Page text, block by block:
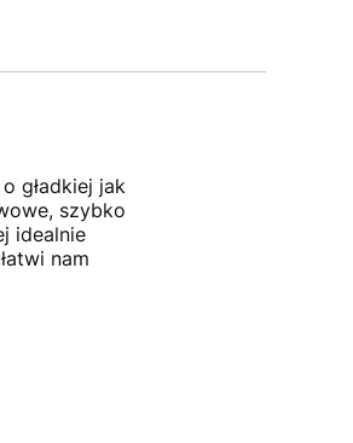
gładkiej jak
szybko
idealnie
nam